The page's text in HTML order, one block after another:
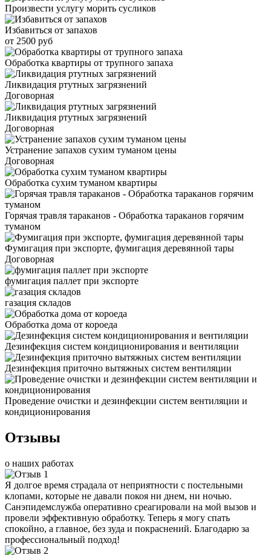
Произвести услугу морить сусликов
Избавиться от запахов
от 2500 руб
Обработка квартиры от трупного запаха
Ликвидация ртутных загрязнений
Договорная
Ликвидация ртутных загрязнений
Договорная
Устранение запахов сухим туманом цены
Договорная
Обработка сухим туманом квартиры
Горячая травля тараканов - Обработка тараканов горячим
туманом
Фумигация при экспорте, фумигация деревянной тары
Договорная
фумигация паллет при экспорте
газация складов
Обработка дома от короеда
Дезинфекция систем кондиционирования и вентиляции
Дезинфекция приточно вытяжных систем вентиляции
Проведение очистки и дезинфекции систем вентиляции и
кондиционирования
Отзывы
о наших работах
Я долгое время страдала от неприятности с постельными
клопами, которые не давали покоя ни днем, ни ночью.
Санэпидемслужба оперативно среагировали на мой вызов и
провели эффективную обработку. Теперь я могу спать
спокойно, а главное, без зуда и покраснений. Благодарю за
профессиональный подход!